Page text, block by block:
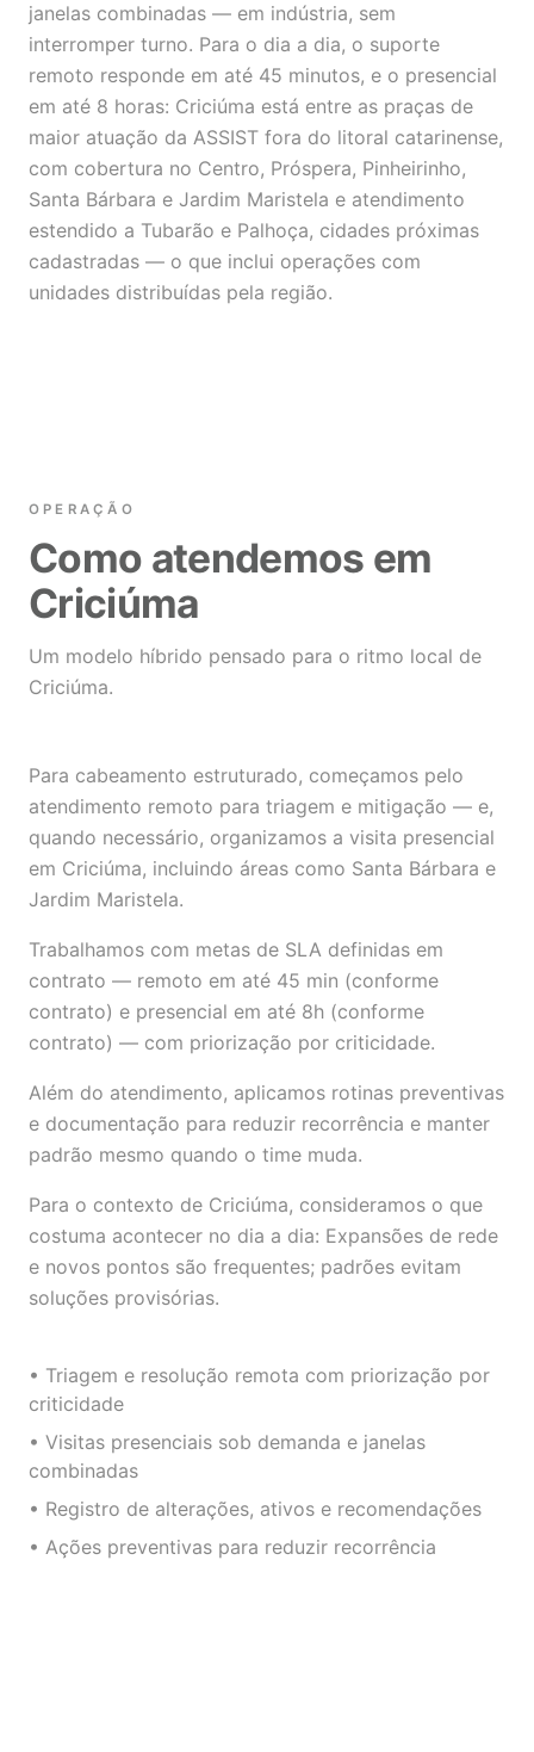
janelas combinadas — em indústria, sem
interromper turno. Para o dia a dia, o suporte
remoto responde em até 45 minutos, e o presencial
em até 8 horas: Criciúma está entre as praças de
maior atuação da ASSIST fora do litoral catarinense,
com cobertura no Centro, Próspera, Pinheirinho,
Santa Bárbara e Jardim Maristela e atendimento
estendido a Tubarão e Palhoça, cidades próximas
cadastradas — o que inclui operações com
unidades distribuídas pela região.
OPERAÇÃO
Como atendemos em
Criciúma
Um modelo híbrido pensado para o ritmo local de
Criciúma.
Para cabeamento estruturado, começamos pelo
atendimento remoto para triagem e mitigação — e,
quando necessário, organizamos a visita presencial
em Criciúma, incluindo áreas como Santa Bárbara e
Jardim Maristela.
Trabalhamos com metas de SLA definidas em
contrato — remoto em até 45 min (conforme
contrato) e presencial em até 8h (conforme
contrato) — com priorização por criticidade.
Além do atendimento, aplicamos rotinas preventivas
e documentação para reduzir recorrência e manter
padrão mesmo quando o time muda.
Para o contexto de Criciúma, consideramos o que
costuma acontecer no dia a dia: Expansões de rede
e novos pontos são frequentes; padrões evitam
soluções provisórias.
• Triagem e resolução remota com priorização por
criticidade
• Visitas presenciais sob demanda e janelas
combinadas
• Registro de alterações, ativos e recomendações
• Ações preventivas para reduzir recorrência